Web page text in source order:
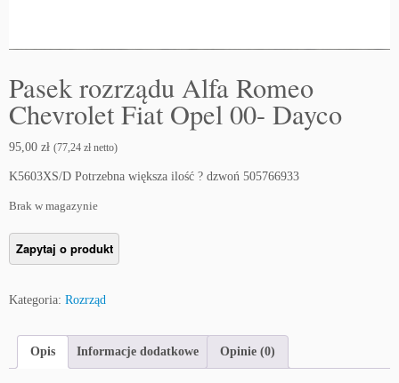
Pasek rozrządu Alfa Romeo
Chevrolet Fiat Opel 00- Dayco
95,00 zł (77,24 zł netto)
K5603XS/D Potrzebna większa ilość ? dzwoń 505766933
Brak w magazynie
Kategoria: Rozrząd
Opis Informacje dodatkowe Opinie (0)